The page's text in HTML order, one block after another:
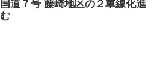
国道７号 藤崎地区の２車線化進
む